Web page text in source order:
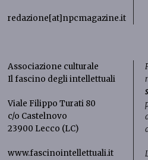
redazione[at]npcmagazine.it
Associazione culturale
Il fascino degli intellettuali
Viale Filippo Turati 80
c/o Castelnovo
23900 Lecco (LC)
www.fascinointellettuali.it